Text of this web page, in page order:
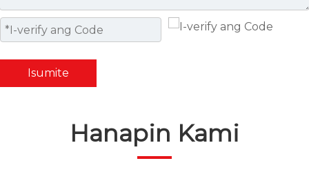
Isumite
Hanapin Kami